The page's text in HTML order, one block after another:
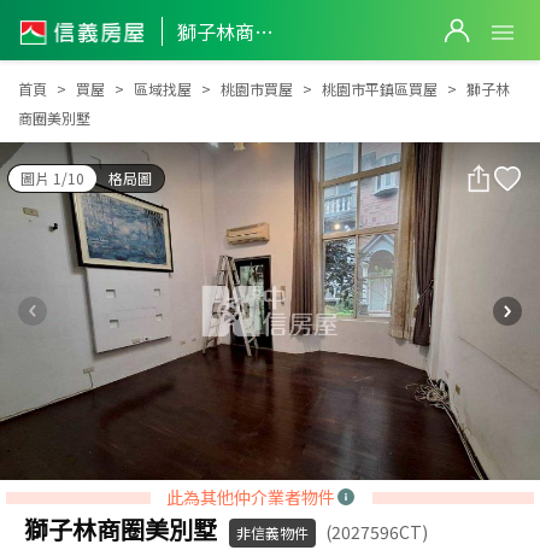
獅子林商圈美別墅
獅子林商圈美別墅
首頁 買屋 區域找屋 桃園市買屋 桃園市平鎮區買屋
獅子林
商圈美別墅
圖片 1/10 格局圖
此為其他仲介業者物件
獅子林商圈美別墅 非信義物件
(2027596CT)